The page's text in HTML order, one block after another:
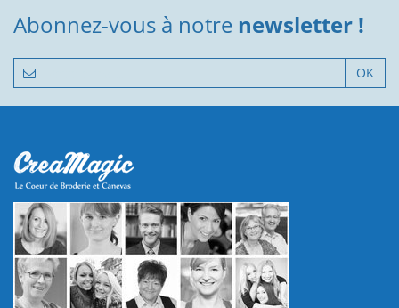
Abonnez-vous à notre newsletter !
OK